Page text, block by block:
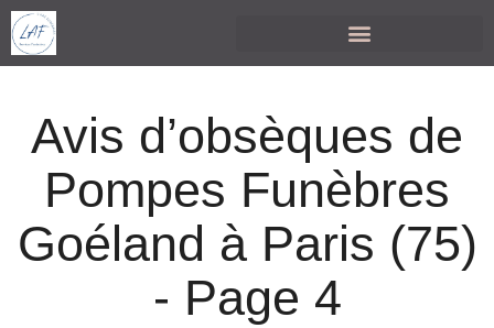
Avis d’obsèques de
Pompes Funèbres
Goéland à Paris (75)
- Page 4